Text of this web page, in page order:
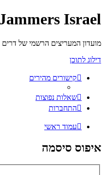
Israel
מועדון המעריצים הרשמי של
דילוג לתוכן
קישורים מהירים
שאלות נפוצות
התחברות
עמוד ראשי
איפוס סיסמה